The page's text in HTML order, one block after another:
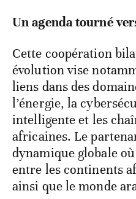
Un agenda tourné
Cette coopération
évolution vise
liens dans des
l’énergie, la
intelligente et les
africaines. Le
dynamique globale
entre les continents
ainsi que le monde